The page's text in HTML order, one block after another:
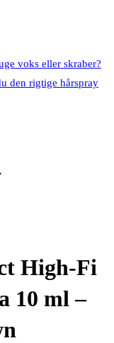
voks eller skraber?
den rigtige hårspray
High-Fi
10 ml –